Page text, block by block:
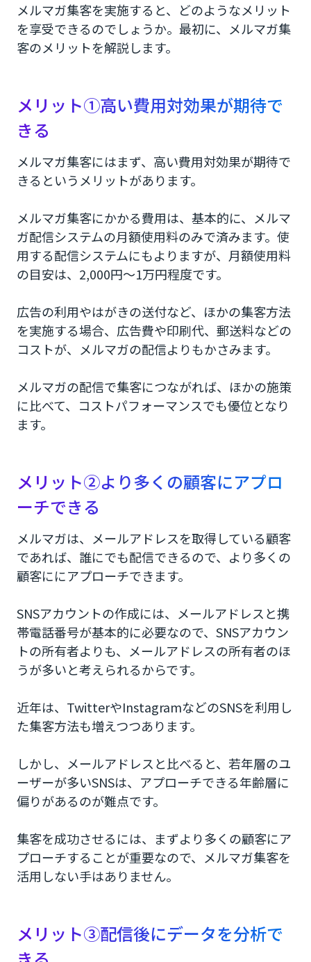
コツ④配信するターゲットをセグメントする
コツ⑤ステップメールを活用する
システムを利用しよう
メルマガ集客を実施すると幅広い年齢層へのアプ
メルマガ集客を実施すると、どのようなメリット
を享受できるのでしょうか。最初に、メルマガ集
客のメリットを解説します。
メリット①高い費用対効果が期待で
きる
メルマガ集客にはまず、高い費用対効果が期待で
きるというメリットがあります。
メルマガ集客にかかる費用は、基本的に、メルマ
ガ配信システムの月額使用料のみで済みます。使
用する配信システムにもよりますが、月額使用料
の目安は、2,000円～1万円程度です。
広告の利用やはがきの送付など、ほかの集客方法
を実施する場合、広告費や印刷代、郵送料などの
コストが、メルマガの配信よりもかさみます。
メルマガの配信で集客につながれば、ほかの施策
に比べて、コストパフォーマンスでも優位となり
ます。
メリット②より多くの顧客にアプロ
ーチできる
メルマガは、メールアドレスを取得している顧客
であれば、誰にでも配信できるので、より多くの
顧客ににアプローチできます。
SNSアカウントの作成には、メールアドレスと携
帯電話番号が基本的に必要なので、SNSアカウン
トの所有者よりも、メールアドレスの所有者のほ
うが多いと考えられるからです。
近年は、TwitterやInstagramなどのSNSを利用し
た集客方法も増えつつあります。
しかし、メールアドレスと比べると、若年層のユ
ーザーが多いSNSは、アプローチできる年齢層に
偏りがあるのが難点です。
集客を成功させるには、まずより多くの顧客にア
プローチすることが重要なので、メルマガ集客を
活用しない手はありません。
メリット③配信後にデータを分析で